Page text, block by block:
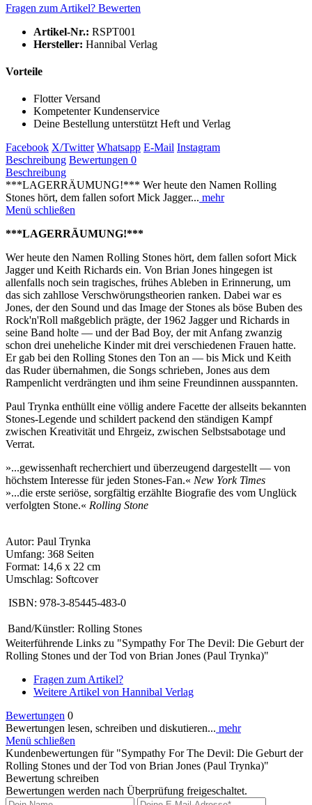
Fragen zum Artikel? Bewerten
Artikel-Nr.: RSPT001
Hersteller: Hannibal Verlag
Vorteile
Flotter Versand
Kompetenter Kundenservice
Deine Bestellung unterstützt Heft und Verlag
Facebook X/Twitter Whatsapp E-Mail Instagram
Beschreibung Bewertungen 0
Beschreibung
***LAGERRÄUMUNG!*** Wer heute den Namen Rolling
Stones hört, dem fallen sofort Mick Jagger... mehr
Menü schließen
***LAGERRÄUMUNG!***
Wer heute den Namen Rolling Stones hört, dem fallen sofort Mick
Jagger und Keith Richards ein. Von Brian Jones hingegen ist
allenfalls noch sein tragisches, frühes Ableben in Erinnerung, um
das sich zahllose Verschwörungstheorien ranken. Dabei war es
Jones, der den Sound und das Image der Stones als böse Buben des
Rock'n'Roll maßgeblich prägte, der 1962 Jagger und Richards in
seine Band holte — und der Bad Boy, der mit Anfang zwanzig
schon drei uneheliche Kinder mit drei verschiedenen Frauen hatte.
Er gab bei den Rolling Stones den Ton an — bis Mick und Keith
das Ruder übernahmen, die Songs schrieben, Jones aus dem
Rampenlicht verdrängten und ihm seine Freundinnen ausspannten.
Paul Trynka enthüllt eine völlig andere Facette der allseits bekannten
Stones-Legende und schildert packend den ständigen Kampf
zwischen Kreativität und Ehrgeiz, zwischen Selbstsabotage und
Verrat.
»...gewissenhaft recherchiert und überzeugend dargestellt — von
höchstem Interesse für jeden Stones-Fan.« New York Times
»...die erste seriöse, sorgfältig erzählte Biografie des vom Unglück
verfolgten Stone.« Rolling Stone
Autor: Paul Trynka
Umfang: 368 Seiten
Format: 14,6 x 22 cm
Umschlag: Softcover
ISBN: 978-3-85445-483-0
Band/Künstler: Rolling Stones
Weiterführende Links zu "Sympathy For The Devil: Die Geburt der
Rolling Stones und der Tod von Brian Jones (Paul Trynka)"
Fragen zum Artikel?
Weitere Artikel von Hannibal Verlag
Bewertungen 0
Bewertungen lesen, schreiben und diskutieren... mehr
Menü schließen
Kundenbewertungen für "Sympathy For The Devil: Die Geburt der
Rolling Stones und der Tod von Brian Jones (Paul Trynka)"
Bewertung schreiben
Bewertungen werden nach Überprüfung freigeschaltet.